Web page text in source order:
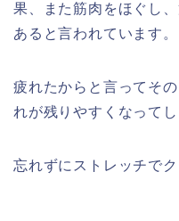
果、また筋肉をほぐし
あると言われています。
疲れたからと言ってそ
れが残りやすくなってし
忘れずにストレッチで